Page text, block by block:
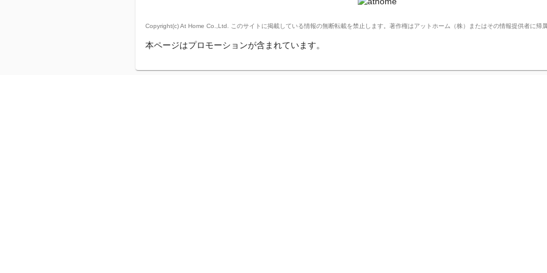
Copyright(c) At Home Co.,Ltd. このサイトに掲載している情報の無断転載を禁止します。著作権はアットホーム（株）またはその情報提供者に帰属
本ページはプロモーションが含まれています。